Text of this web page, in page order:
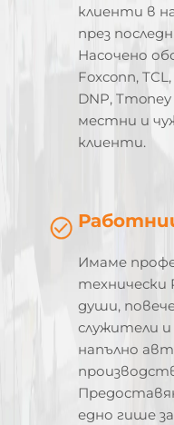
клиенти в
през
Насочено
Foxconn,
DNP,
местни и
клиенти.
Имаме
технически
души,
служители
напълно
едно гише